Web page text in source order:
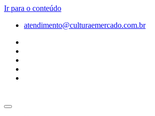
Ir para o conteúdo
atendimento@culturaemercado.com.br